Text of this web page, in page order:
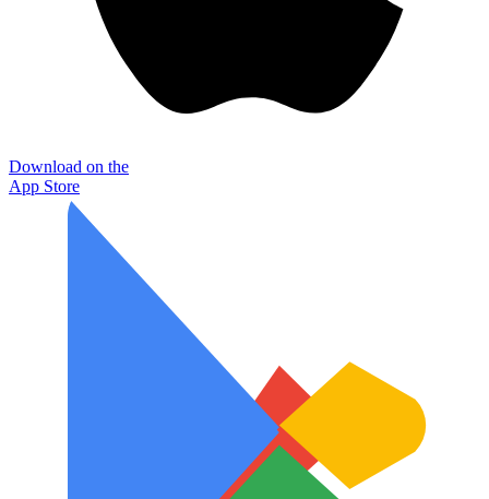
Download on the
App Store